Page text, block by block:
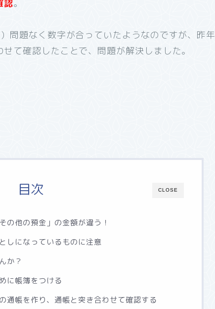
認。
問題なく数字が合っていたようなのですが、昨年
て確認したことで、問題が解決しました。
CLOSE
目次
の他の預金」の金額が違う！
しになっているものに注意
か？
に帳簿をつける
通帳を作り、通帳と突き合わせて確認する